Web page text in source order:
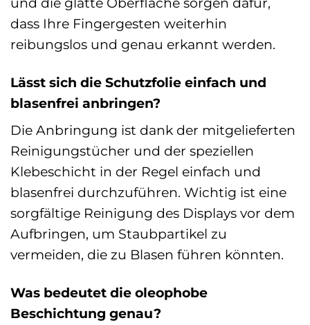
dass Ihre Fingergesten weiterhin
reibungslos und genau erkannt werden.
Lässt sich die Schutzfolie einfach und
blasenfrei anbringen?
Die Anbringung ist dank der mitgelieferten
Reinigungstücher und der speziellen
Klebeschicht in der Regel einfach und
blasenfrei durchzuführen. Wichtig ist eine
sorgfältige Reinigung des Displays vor dem
Aufbringen, um Staubpartikel zu
vermeiden, die zu Blasen führen könnten.
Was bedeutet die oleophobe
Beschichtung genau?